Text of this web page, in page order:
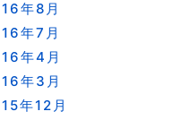
年8月
年7月
年4月
年3月
年12月